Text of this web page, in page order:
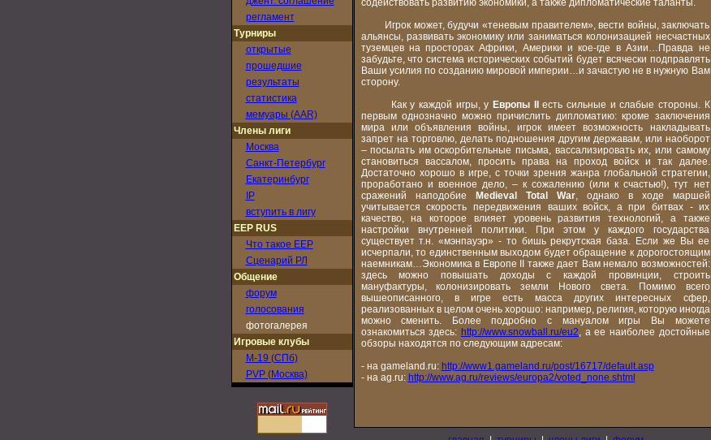
регламент
Турниры
открытые
прошедшие
результаты
статистика
мемуары (AAR)
Члены лиги
Москва
Санкт-Петербург
Екатеринбург
IP
вступить в лигу
EEP RUS
Что такое EEP
Сценарий РЛ
Общение
форум
голосования
фотогалерея
Игровые клубы
M-19 (СПб)
PVP (Москва)
содействовать развитию экономики, а также дипломатические таланты.
Игрок может, будучи «теневым правителем», вести войны, заключать
альянсы, развивать экономику или заниматься колонизацией несчастных
туземцев на просторах Африки, Америки и кое-где в Азии…Правда не
забудьте, что система исторических событий будет всячески подправлять
Ваши усилия по созданию мировой империи…и зачастую не в нужную Вам
сторону.
Как у каждой игры, у Европы II
есть сильные и слабые стороны. К
первым однозначно можно причислить дипломатию: кроме заключения
мира или объявления войны, игрок имеет возможность накладывать
запрет на торговлю, делать подношения другим державам, или наоборот
– посылать им оскорбительные письма, вассализировать их, или самому
становиться вассалом, просить права на проход войск и так далее.
Достаточно хорошо в игре, с точки зрения жанра глобальной стратегии,
проработано и военное дело, – к сожалению (или к счастью!), тут нет
сражений наподобие
Medieval Total War, однако в ходе маршей
учитывается скорость передвижения ваших войск, а при битвах - их
качество, на которое влияет уровень развития технологий, а также
настройки внутренней политики. При этом у каждого государства
существует т.н. «мэнпауэр» - то бишь рекрутская база. Если же Вы ее
исчерпали, то единственным выходом будет обращение к дорогостоящим
наемникам…Экономика в Европе II также дает Вам немало возможностей:
здесь можно повышать доходы с каждой провинции, строить
мануфактуры, колонизировать земли Нового света. Помимо всего
вышеописанного, в игре есть масса других интересных сфер,
реализованных в целом очень хорошо: например, религия, которую иногда
можно сменить. Более подробно с мануалом игры Вы можете
ознакомиться здесь: http://www.snowball.ru/eu2, а ее наиболее достойные
обзоры находятся по следующим адресам:
- на gameland.ru: http://www1.gameland.ru/post/16717/default.asp
- на ag.ru: http://www.ag.ru/reviews/europa2/voted_none.shtml